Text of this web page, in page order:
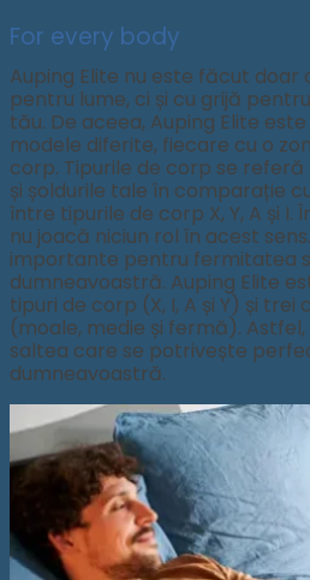
For every body
Auping Elite nu este făcut doar
pentru lume, ci și cu grijă
tău. De aceea, Auping Elite
modele diferite, fiecare cu o
corp. Tipurile de corp se
și șoldurile tale în comparație
între tipurile de corp X, Y, A și I.
nu joacă niciun rol în acest
importante pentru fermitatea
dumneavoastră. Auping Elite
tipuri de corp (X, I, A și Y) și
(moale, medie și fermă).
saltea care se potrivește
dumneavoastră.